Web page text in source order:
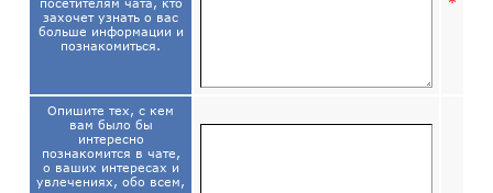
захочет узнать о вас
больше информации и
познакомиться.
Опишите тех, с кем
вам было бы
интересно
познакомится в чате,
о ваших интересах и
увлечениях, обо всем,